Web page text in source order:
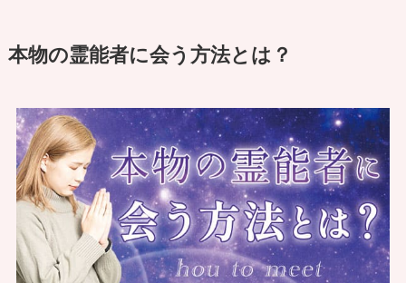
本物の霊能者に会う方法とは？